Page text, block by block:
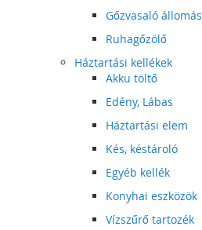
Gőzvasaló állomás
Ruhagőzölő
Háztartási kellékek
Akku töltő
Edény, Lábas
Háztartási elem
Kés, késtároló
Egyéb kellék
Konyhai eszközök
Vízszűrő tartozék